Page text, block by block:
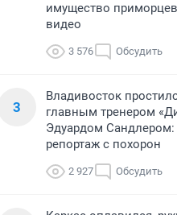
имущество
видео
3 576 Обсудить
3
Владивосток
главным тренером
Эдуардом Сандлером:
репортаж с похорон
2 927 Обсудить